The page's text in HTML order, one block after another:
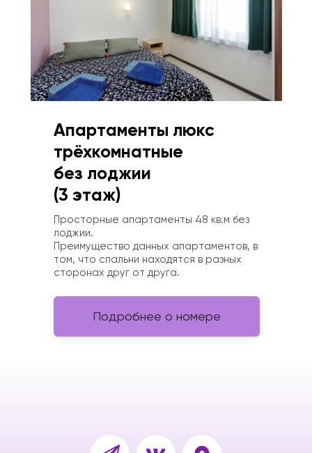
Подробнее о номере
Апартаменты люкс
трёхкомнатные
без лоджии
‌(3 этаж)
Просторные апартаменты 48 кв.м без
лоджии.
Преимущество данных апартаментов, в
том, что спальни находятся в разных
сторонах друг от друга.